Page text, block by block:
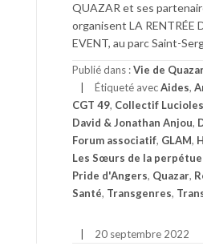
QUAZAR et ses
organisent LA RENTRÉE
EVENT, au parc Saint-
Publié dans :Vie de
Étiqueté avecAides,
CGT 49, Collectif
David & Jonathan Anjou,
Forum associatif, GLAM,
Les Sœurs de la
Pride d'Angers, Quazar,
Santé, Transgenres,
20 septembre 2022